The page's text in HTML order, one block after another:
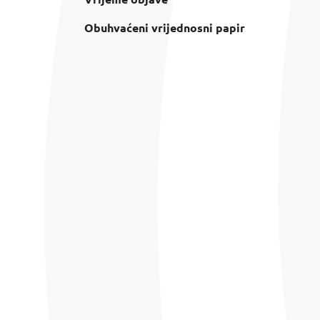
Obuhvaćeni vrijednosni papir